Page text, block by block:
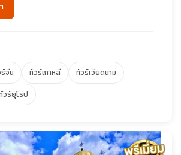
จีน ทัวร์เกาหลี
ทัวร์เวียดนาม
วร์ยุโรป